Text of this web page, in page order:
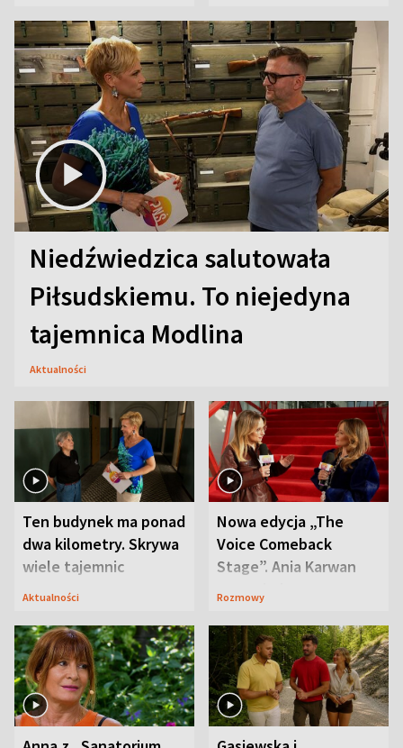
Niedźwiedzica salutowała
Piłsudskiemu. To niejedyna
tajemnica Modlina
Aktualności
Ten budynek ma ponad
dwa kilometry. Skrywa
wiele tajemnic
Aktualności
Nowa edycja „The
Voice Comeback
Stage”. Ania Karwan
zapowiada
Rozmowy